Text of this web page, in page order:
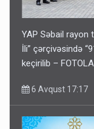
YAP Səbail rayon
İli” çərçivəsində
keçirilib –
6 Avqust 17:17